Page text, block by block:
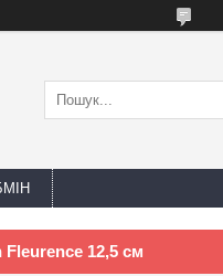
12,5 см